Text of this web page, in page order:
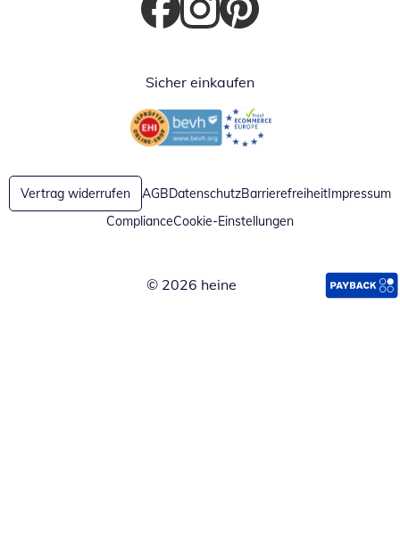
Öffnet in neuem Fenster
Öffnet in neuem Fenster
Öffnet in neuem Fenster
Sicher einkaufen
Öffnet in neuem FensterÖffnet in neuem Fenster
Vertrag widerrufen AGBDatenschutzBarrierefreiheitImpressum
ComplianceCookie-Einstellungen
© 2026 heine